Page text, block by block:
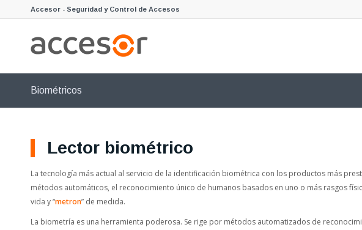
Accesor - Seguridad y Control de Accesos
Biométricos
Lector biométrico
La tecnología más actual al servicio de la identificación biométrica con los productos más
métodos automáticos, el reconocimiento único de humanos basados en uno o más rasgos
vida y “metron” de medida.
La biometría es una herramienta poderosa. Se rige por métodos automatizados de